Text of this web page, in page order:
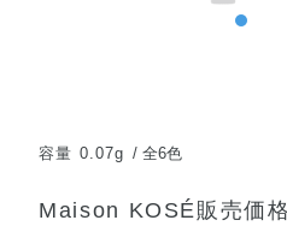
容量 0.07g 全6色
Maison KOSÉ販売価